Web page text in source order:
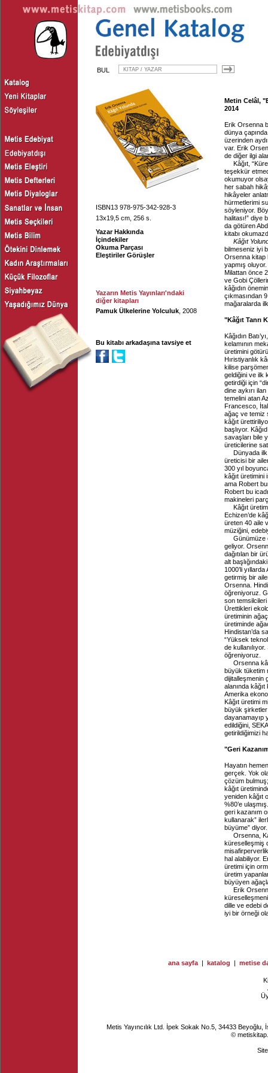
BUL
ISBN13 978-975-342-928-3
13x19,5 cm, 256 s.
Yazar Hakkında
İçindekiler
Okuma Parçası
Eleştiriler Görüşler
Yazarın Metis Yayınları'ndaki
diğer kitapları
Pamuk Ülkelerine Yolculuk , 2008
Bu kitabı arkadaşına tavsiye et
Metin Celâl,
2014
Erik Orsenna
dünya
üzerinden
var. Erik
de diğer ilgi
Kâğıt,
teşekkür
okumuyor
her sabah
hikâyeler
hürmetlerimi
söyleniyor.
halitası!” diye
da götüren
kitabı
Kâğıt
bilmeseniz iyi
Orsenna kitap
yapmış
Milattan önce
ve Gobi
kâğıdın
çıkmasından
mağaralarda
"Kâğıt Tanrı
Kâğıdın
kelamının
üretimini
Hıristiyanlık
kilise
geldiğini ve ilk
getirdiği için
dine aykırı
temelini atan
Francesco,
ağaç ve temiz
kâğıt
başlıyor.
savaşları bile
üreticilerine
Dünyada
üreticisi bir
300 yıl
kâğıt üretimini
ama Robert
Robert bu
makineleri
Kâğıt
Echizen’de
üreten 40 aile
müziğini,
Günümüze
geliyor.
dağıtılan bir
alt
1000’li
getirmiş bir
Orsenna.
öğreniyoruz.
son temsilcileri
Ürettikleri
üretiminin ağaç
üretiminde
Hindistan’da
“Yüksek
de
öğreniyoruz.
Orsenna
büyük tüketim
dijitalleşmenin
alanında kâğıt
Amerika
Kâğıt üretimi
büyük şirketler
dayanamayıp
edildiğini,
getirildiğimizi
"Geri
Hayatın
gerçek. Yok
çözüm
kâğıt
yeniden kâğıt
%80’e
geri kazanım
kullanarak”
büyüme” diyor.
Orsenna,
küreselleşmiş
hal alabiliyor.
üretimi için
üretim
büyüyen
Erik
dille ve edebi
iyi bir örneği
ana sayfa | katalog | metise
Metis Yayıncılık Ltd. İpek Sokak No.5, 34433
©